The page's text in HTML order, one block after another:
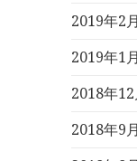
2019年2月
2019年1月
2018年12
2018年9月